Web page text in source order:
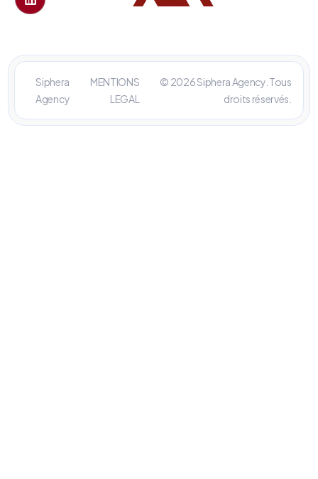
Siphera
Agency
MENTIONS
LEGAL
© 2026 Siphera Agency. Tous
droits réservés.